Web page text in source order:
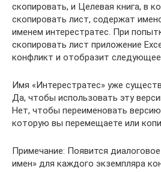
скопировать, и Целевая книга, в
скопировать лист, содержат
именем интерестратес. При
скопировать лист приложение
конфликт и отобразит
Имя «Интерестратес» уже
Да, чтобы использовать эту
Нет, чтобы переименовать
которую вы перемещаете или
Примечание: Появится
имен» для каждого экземпляра